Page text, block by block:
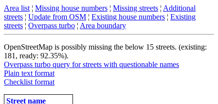
Area list ¦ Missing house numbers ¦ Missing streets ¦ Additional
streets ¦ Update from OSM ¦ Existing house numbers ¦ Existing
streets ¦ Overpass turbo ¦ Area boundary
OpenStreetMap is possibly missing the below 15 streets. (existing:
181, ready: 92.35%).
Overpass turbo query for streets with questionable names
Plain text format
Checklist format
Street name